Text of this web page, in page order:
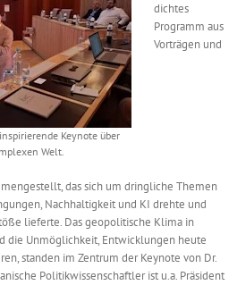
Keynote über
Welt.
dichtes
Programm aus
Vorträgen und
das sich um dringliche Themen
Nachhaltigkeit und KI drehte und
lieferte. Das geopolitische Klima in
die Unmöglichkeit, Entwicklungen heute
standen im Zentrum der Keynote von Dr.
Politikwissenschaftler ist u.a. Präsident